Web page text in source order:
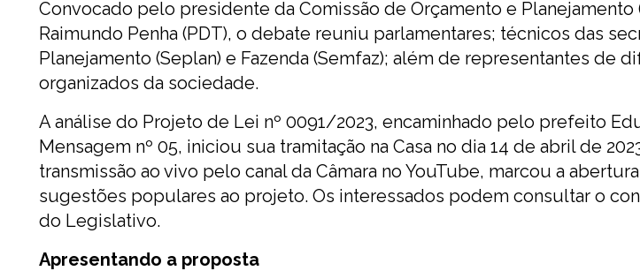
Convocado pelo presidente da Comissão de Orçamento e Planejamento
Raimundo Penha (PDT), o debate reuniu parlamentares; técnicos das
Planejamento (Seplan) e Fazenda (Semfaz); além de representantes de
organizados da sociedade.
A análise do Projeto de Lei nº 0091/2023, encaminhado pelo prefeito
Mensagem nº 05, iniciou sua tramitação na Casa no dia 14 de abril de
transmissão ao vivo pelo canal da Câmara no YouTube, marcou a
sugestões populares ao projeto. Os interessados podem consultar o
do Legislativo.
Apresentando a proposta